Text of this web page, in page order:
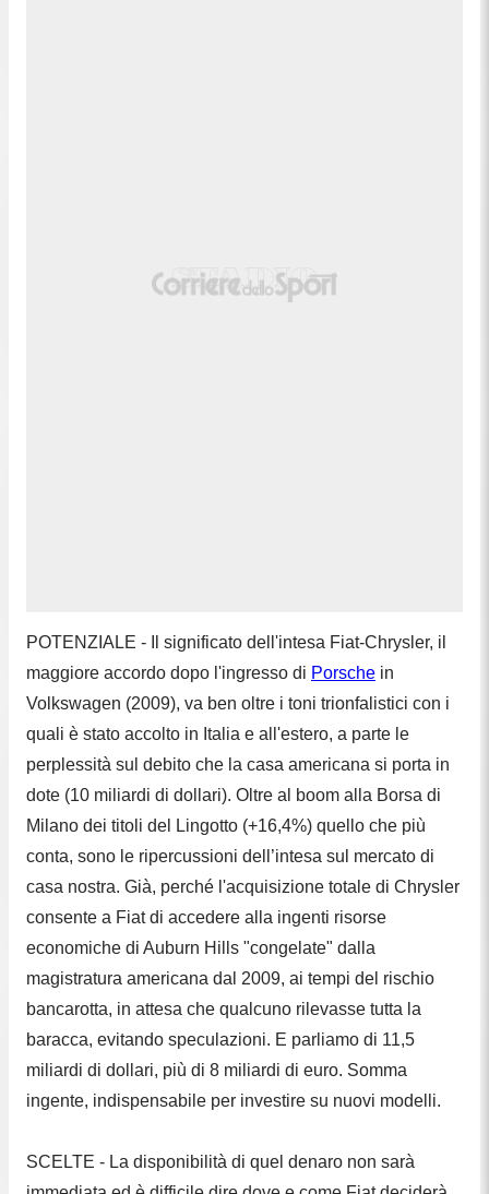
POTENZIALE - Il significato dell'intesa Fiat-Chrysler, il
maggiore accordo dopo l'ingresso di Porsche in
Volkswagen (2009), va ben oltre i toni trionfalistici con i
quali è stato accolto in Italia e all'estero, a parte le
perplessità sul debito che la casa americana si porta in
dote (10 miliardi di dollari). Oltre al boom alla Borsa di
Milano dei titoli del Lingotto (+16,4%) quello che più
conta, sono le ripercussioni dell’intesa sul mercato di
casa nostra. Già, perché l'acquisizione totale di Chrysler
consente a Fiat di accedere alla ingenti risorse
economiche di Auburn Hills "congelate" dalla
magistratura americana dal 2009, ai tempi del rischio
bancarotta, in attesa che qualcuno rilevasse tutta la
baracca, evitando speculazioni. E parliamo di 11,5
miliardi di dollari, più di 8 miliardi di euro. Somma
ingente, indispensabile per investire su nuovi modelli.
SCELTE - La disponibilità di quel denaro non sarà